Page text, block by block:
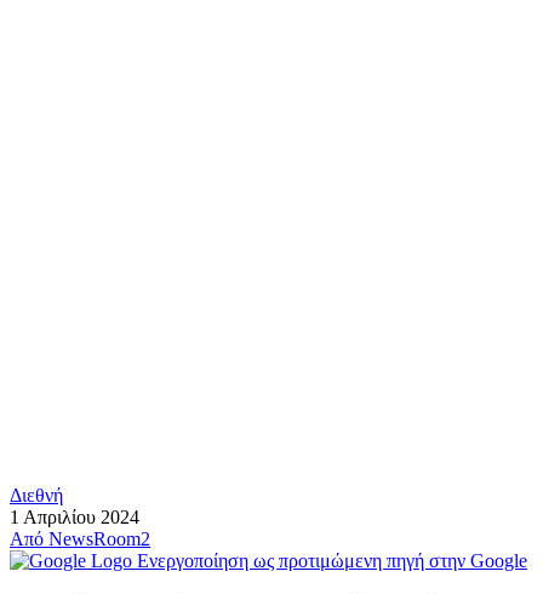
Διεθνή
1 Απριλίου 2024
Από NewsRoom2
Ενεργοποίηση ως προτιμώμενη πηγή στην Google